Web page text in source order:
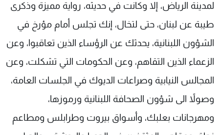
لمدينة الرياض، إلا وكانت في حديثه، رواية مميزة وذكرى
طيبة عن لبنان، حتى لتخال، إنك تجلس أمام مؤرخ في
الشؤون اللبنانية، يحدثك عن الرؤساء الذين تعاقبوا، وعن
الزعماء الذين التقاهم، وعن الحكومات التي تشكلت، وعن
المجالس النيابية وصراعات الديوك في الجلسات العامة،
وصولاً الى شؤون الصحافة اللبنانية ورموزها،
ومهرجانات بعلبك، وأسواق بيروت وطرابلس ومطاعم